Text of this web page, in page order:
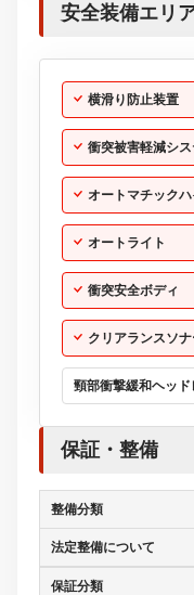
安全装備エリ
横滑り防止装置
衝突被害軽減シス
オートマチック
オートライト
衝突安全ボディ
クリアランスソ
頸部衝撃緩和ヘッド
保証・整備
整備分類
法定整備について
保証分類